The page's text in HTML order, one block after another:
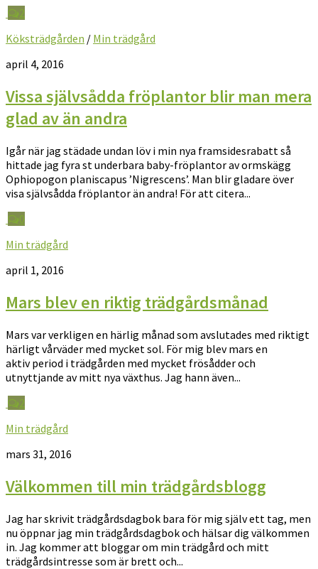
2
Köksträdgården / Min trädgård
april 4, 2016
Vissa självsådda fröplantor blir man mera
glad av än andra
Igår när jag städade undan löv i min nya framsidesrabatt så
hittade jag fyra st underbara baby-fröplantor av ormskägg
Ophiopogon planiscapus ’Nigrescens’. Man blir gladare över
visa självsådda fröplantor än andra! För att citera...
0
Min trädgård
april 1, 2016
Mars blev en riktig trädgårdsmånad
Mars var verkligen en härlig månad som avslutades med riktigt
härligt vårväder med mycket sol. För mig blev mars en
aktiv period i trädgården med mycket frösådder och
utnyttjande av mitt nya växthus. Jag hann även...
2
Min trädgård
mars 31, 2016
Välkommen till min trädgårdsblogg
Jag har skrivit trädgårdsdagbok bara för mig själv ett tag, men
nu öppnar jag min trädgårdsdagbok och hälsar dig välkommen
in. Jag kommer att bloggar om min trädgård och mitt
trädgårdsintresse som är brett och...